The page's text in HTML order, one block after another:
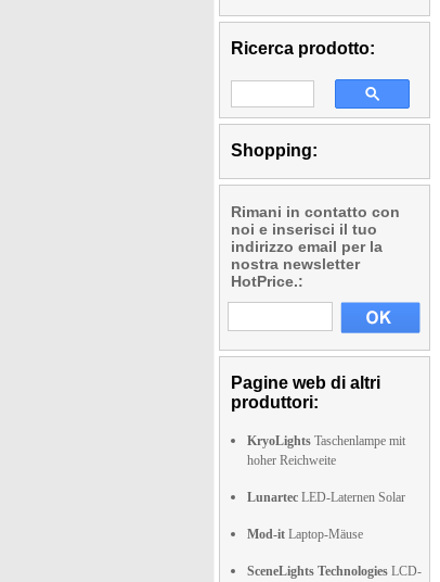
Ricerca prodotto:
Shopping:
Rimani in contatto con
noi e inserisci il tuo
indirizzo email per la
nostra newsletter
HotPrice.:
Pagine web di altri
produttori:
KryoLights Taschenlampe mit
hoher Reichweite
Lunartec LED-Laternen Solar
Mod-it Laptop-Mäuse
SceneLights Technologies LCD-